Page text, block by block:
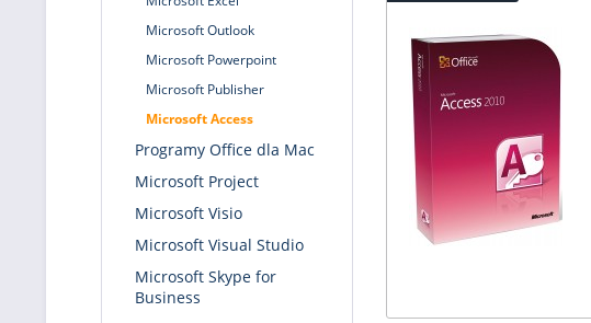
Microsoft Outlook
Microsoft Powerpoint
Microsoft Publisher
Microsoft Access
Programy Office dla Mac
Microsoft Project
Microsoft Visio
Microsoft Visual Studio
Microsoft Skype for
Business